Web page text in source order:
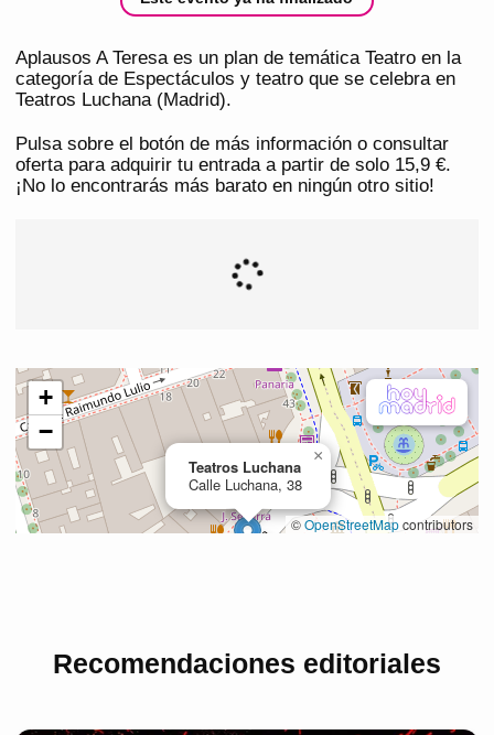
Aplausos A Teresa es un plan de temática Teatro en la
categoría de Espectáculos y teatro que se celebra en
Teatros Luchana (Madrid).
Pulsa sobre el botón de más información o consultar
oferta para adquirir tu entrada a partir de solo 15,9 €.
¡No lo encontrarás más barato en ningún otro sitio!
Recomendaciones editoriales